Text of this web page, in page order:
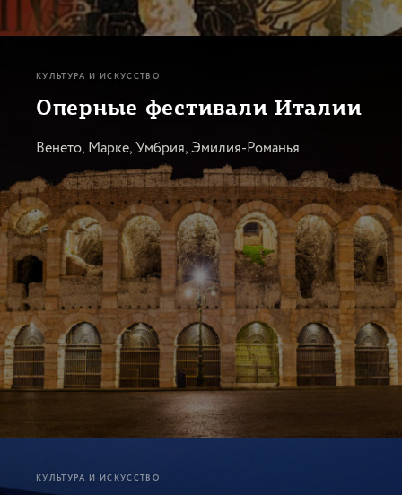
КУЛЬТУРА И ИСКУССТВО
Оперные фестивали Италии
Венето, Марке, Умбрия, Эмилия-Романья
КУЛЬТУРА И ИСКУССТВО